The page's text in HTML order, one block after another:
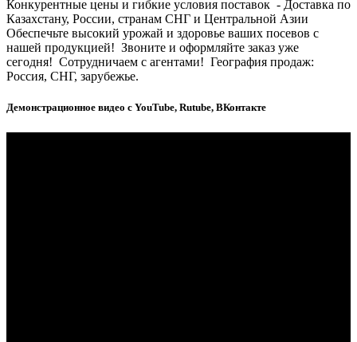
Конкурентные цены и гибкие условия поставок - Доставка по
Казахстану, России, странам СНГ и Центральной Азии
Обеспечьте высокий урожай и здоровье ваших посевов с
нашей продукцией! Звоните и оформляйте заказ уже
сегодня! Сотрудничаем с агентами! География продаж:
Россия, СНГ, зарубежье.
Демонстрационное видео с YouTube, Rutube, ВКонтакте